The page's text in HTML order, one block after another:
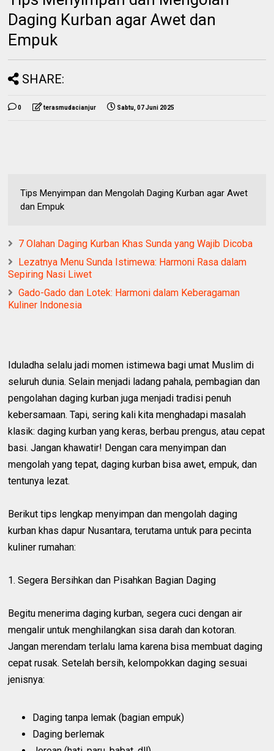
Daging Kurban agar Awet dan
Empuk
SHARE:
0 terasmudacianjur Sabtu, 07 Juni 2025
Tips Menyimpan dan Mengolah Daging Kurban agar Awet
dan Empuk
7 Olahan Daging Kurban Khas Sunda yang Wajib Dicoba
Lezatnya Menu Sunda Istimewa: Harmoni Rasa dalam
Sepiring Nasi Liwet
Gado-Gado dan Lotek: Harmoni dalam Keberagaman
Kuliner Indonesia
Iduladha selalu jadi momen istimewa bagi umat Muslim di
seluruh dunia. Selain menjadi ladang pahala, pembagian dan
pengolahan daging kurban juga menjadi tradisi penuh
kebersamaan. Tapi, sering kali kita menghadapi masalah
klasik: daging kurban yang keras, berbau prengus, atau cepat
basi. Jangan khawatir! Dengan cara menyimpan dan
mengolah yang tepat, daging kurban bisa awet, empuk, dan
tentunya lezat.
Berikut tips lengkap menyimpan dan mengolah daging
kurban khas dapur Nusantara, terutama untuk para pecinta
kuliner rumahan:
1. Segera Bersihkan dan Pisahkan Bagian Daging
Begitu menerima daging kurban, segera cuci dengan air
mengalir untuk menghilangkan sisa darah dan kotoran.
Jangan merendam terlalu lama karena bisa membuat daging
cepat rusak. Setelah bersih, kelompokkan daging sesuai
jenisnya:
Daging tanpa lemak (bagian empuk)
Daging berlemak